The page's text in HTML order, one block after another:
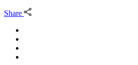
Share